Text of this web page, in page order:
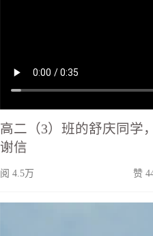
高二（3）班的舒庆同学
谢信
阅 4.5万 赞